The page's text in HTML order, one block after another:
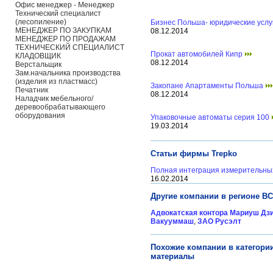
Офис менеджер - Менеджер
Технический специалист
(лесопиление)
МЕНЕДЖЕР ПО ЗАКУПКАМ
МЕНЕДЖЕР ПО ПРОДАЖАМ
ТЕХНИЧЕСКИЙ СПЕЦИАЛИСТ
КЛАДОВЩИК
Верстальщик
Зам.начальника производства
(изделия из пластмасс)
Печатник
Наладчик мебельного/
деревообрабатывающего
оборудования
Бизнес Польша- юридические
08.12.2014
Прокат автомобилей Кипр
08.12.2014
Закопане Апартаменты Польша
08.12.2014
Упаковочные автоматы серия 100
19.03.2014
Статьи фирмы Trepko
Полная интеграция
16.02.2014
Другие компании в регионе
Адвокатская контора Мариуш
Вакууммаш, ЗАО Русэлт
Похожие компании в
материалы